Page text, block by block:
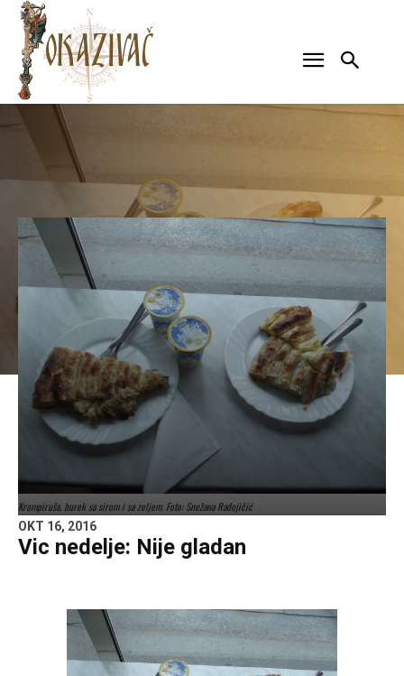
Krompiruša, burek sa sirom i sa zeljem. Foto: Snežana Radojičić
OKT 16, 2016
Vic nedelje: Nije gladan